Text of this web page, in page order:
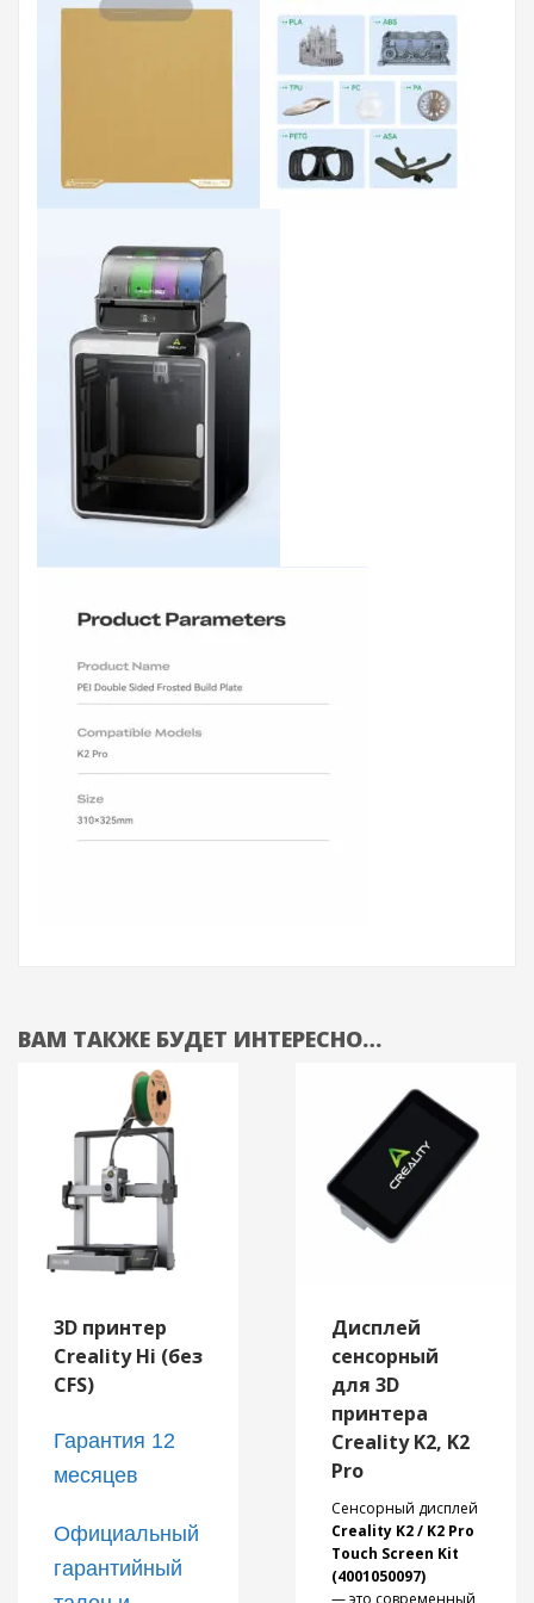
ВАМ ТАКЖЕ БУДЕТ ИНТЕРЕСНО…
3D принтер
Creality Hi (без
CFS)
Гарантия 12
месяцев
Официальный
гарантийный
Дисплей
сенсорный
для 3D
принтера
Creality K2, K2
Pro
Сенсорный дисплей
Creality K2 / K2 Pro
Touch Screen Kit
(4001050097)
— это современный